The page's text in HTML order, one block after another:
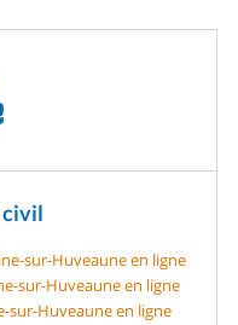
civil
sur-Huveaune en ligne
sur-Huveaune en ligne
sur-Huveaune en ligne